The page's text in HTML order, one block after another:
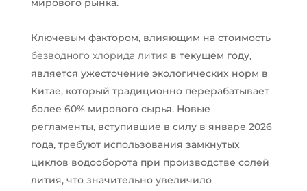
мирового рынка.
Ключевым фактором, влияющим на стоимость
безводного хлорида лития в текущем году,
является ужесточение экологических норм в
Китае, который традиционно перерабатывает
более 60% мирового сырья. Новые
регламенты, вступившие в силу в январе 2026
года, требуют использования замкнутых
циклов водооборота при производстве солей
лития, что значительно увеличило